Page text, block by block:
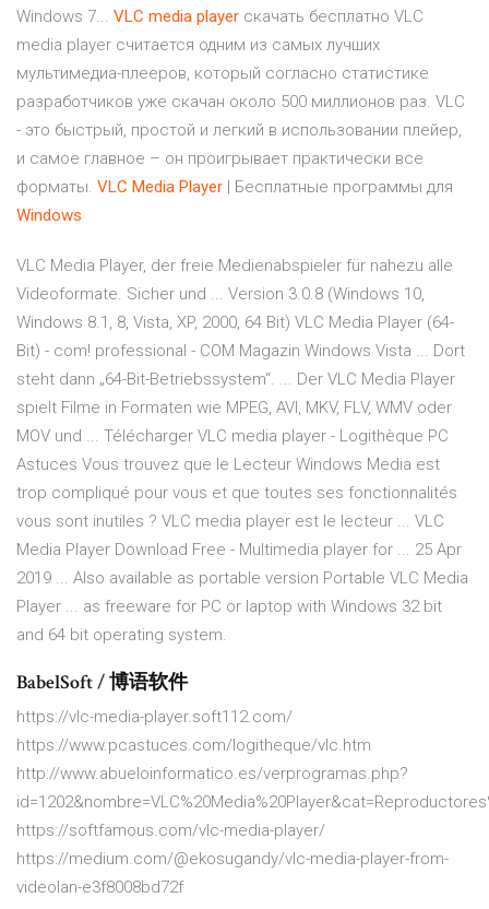
Windows 7... VLC media player скачать бесплатно VLC
media player считается одним из самых лучших
мультимедиа-плееров, который согласно статистике
разработчиков уже скачан около 500 миллионов раз. VLC
- это быстрый, простой и легкий в использовании плейер,
и самое главное – он проигрывает практически все
форматы. VLC Media Player | Бесплатные программы для
Windows
VLC Media Player, der freie Medienabspieler für nahezu alle
Videoformate. Sicher und ... Version 3.0.8 (Windows 10,
Windows 8.1, 8, Vista, XP, 2000, 64 Bit) VLC Media Player (64-
Bit) - com! professional - COM Magazin Windows Vista ... Dort
steht dann „64-Bit-Betriebssystem“. ... Der VLC Media Player
spielt Filme in Formaten wie MPEG, AVI, MKV, FLV, WMV oder
MOV und ... Télécharger VLC media player - Logithèque PC
Astuces Vous trouvez que le Lecteur Windows Media est
trop compliqué pour vous et que toutes ses fonctionnalités
vous sont inutiles ? VLC media player est le lecteur ... VLC
Media Player Download Free - Multimedia player for ... 25 Apr
2019 ... Also available as portable version Portable VLC Media
Player ... as freeware for PC or laptop with Windows 32 bit
and 64 bit operating system.
BabelSoft / 博语软件
https://vlc-media-player.soft112.com/
https://www.pcastuces.com/logitheque/vlc.htm
http://www.abueloinformatico.es/verprogramas.php?
https://softfamous.com/vlc-media-player/
https://medium.com/@ekosugandy/vlc-media-player-from-
videolan-e3f8008bd72f